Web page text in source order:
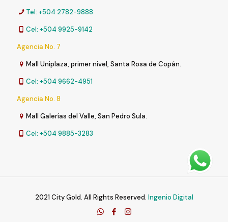
Tel: +504 2782-9888
Cel: +504 9925-9142
Agencia No. 7
Mall Uniplaza, primer nivel, Santa Rosa de Copán.
Cel: +504 9662-4951
Agencia No. 8
Mall Galerías del Valle, San Pedro Sula.
Cel: +504 9885-3283
2021 City Gold. All Rights Reserved. Ingenio Digital